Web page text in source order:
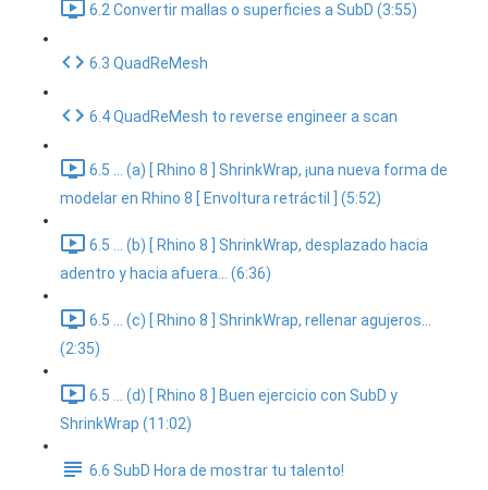
6.2 Convertir mallas o superficies a SubD (3:55)
6.3 QuadReMesh
6.4 QuadReMesh to reverse engineer a scan
6.5 ... (a) [ Rhino 8 ] ShrinkWrap, ¡una nueva forma de
modelar en Rhino 8 [ Envoltura retráctil ] (5:52)
6.5 ... (b) [ Rhino 8 ] ShrinkWrap, desplazado hacia
adentro y hacia afuera... (6:36)
6.5 ... (c) [ Rhino 8 ] ShrinkWrap, rellenar agujeros...
(2:35)
6.5 ... (d) [ Rhino 8 ] Buen ejercicio con SubD y
ShrinkWrap (11:02)
6.6 SubD Hora de mostrar tu talento!